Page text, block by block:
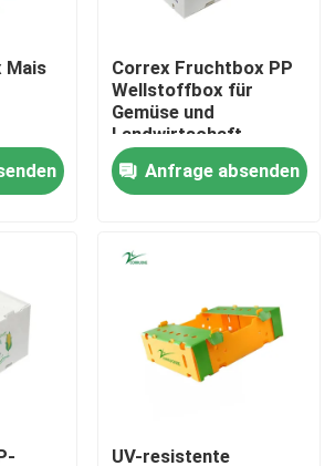
Kästen
Schutz
Mais
Correx Fruchtbox PP
Wellstoffbox für
Gemüse und
Landwirtschaft
Verpackungskiste
Anfrage absenden
UV-resistente